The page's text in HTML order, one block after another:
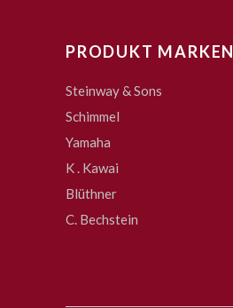
PRODUKT MARKEN
Steinway & Sons
Schimmel
Yamaha
K . Kawai
Blüthner
C. Bechstein